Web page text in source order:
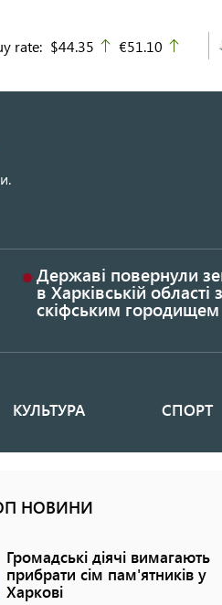
rate: $44.35 up
€51.10
Державі повернули
в Харківській області
скіфським городищем
КУЛЬТУРА СПОРТ
НОВИНИ
Громадські діячі вимагають
прибрати сім пам'ятників у
Харкові